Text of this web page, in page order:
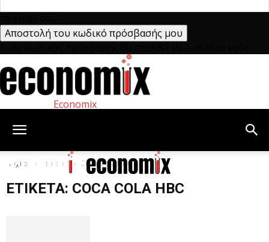
Economix
Αρχική Ετικέτες Coca Cola HBC
ΕΤΙΚΈΤΑ: COCA COLA HBC